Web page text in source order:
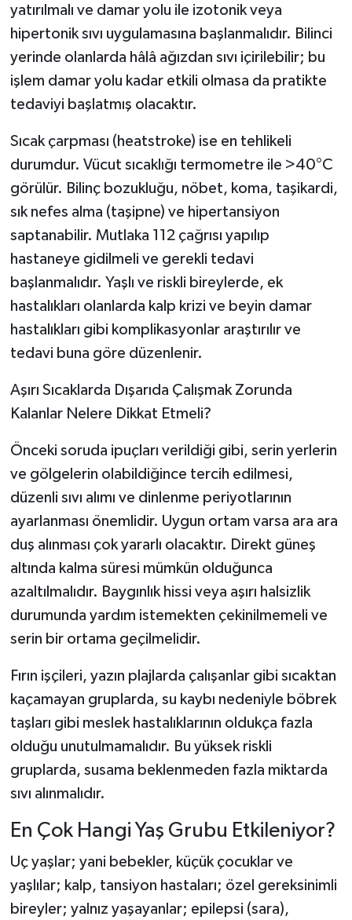
yatırılmalı ve damar yolu ile izotonik veya
hipertonik sıvı uygulamasına başlanmalıdır. Bilinci
yerinde olanlarda hâlâ ağızdan sıvı içirilebilir; bu
işlem damar yolu kadar etkili olmasa da pratikte
tedaviyi başlatmış olacaktır.
Sıcak çarpması (heatstroke) ise en tehlikeli
durumdur. Vücut sıcaklığı termometre ile >40°C
görülür. Bilinç bozukluğu, nöbet, koma, taşikardi,
sık nefes alma (taşipne) ve hipertansiyon
saptanabilir. Mutlaka 112 çağrısı yapılıp
hastaneye gidilmeli ve gerekli tedavi
başlanmalıdır. Yaşlı ve riskli bireylerde, ek
hastalıkları olanlarda kalp krizi ve beyin damar
hastalıkları gibi komplikasyonlar araştırılır ve
tedavi buna göre düzenlenir.
Aşırı Sıcaklarda Dışarıda Çalışmak Zorunda
Kalanlar Nelere Dikkat Etmeli?
Önceki soruda ipuçları verildiği gibi, serin yerlerin
ve gölgelerin olabildiğince tercih edilmesi,
düzenli sıvı alımı ve dinlenme periyotlarının
ayarlanması önemlidir. Uygun ortam varsa ara ara
duş alınması çok yararlı olacaktır. Direkt güneş
altında kalma süresi mümkün olduğunca
azaltılmalıdır. Baygınlık hissi veya aşırı halsizlik
durumunda yardım istemekten çekinilmemeli ve
serin bir ortama geçilmelidir.
Fırın işçileri, yazın plajlarda çalışanlar gibi sıcaktan
kaçamayan gruplarda, su kaybı nedeniyle böbrek
taşları gibi meslek hastalıklarının oldukça fazla
olduğu unutulmamalıdır. Bu yüksek riskli
gruplarda, susama beklenmeden fazla miktarda
sıvı alınmalıdır.
En Çok Hangi Yaş Grubu Etkileniyor?
Uç yaşlar; yani bebekler, küçük çocuklar ve
yaşlılar; kalp, tansiyon hastaları; özel gereksinimli
bireyler; yalnız yaşayanlar; epilepsi (sara),